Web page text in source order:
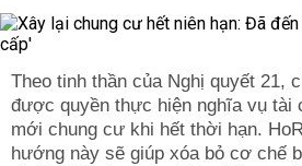
Theo tinh thần của Nghị quyết 21,
được quyền thực hiện nghĩa vụ tài
mới chung cư khi hết thời hạn.
hướng này sẽ giúp xóa bỏ cơ chế